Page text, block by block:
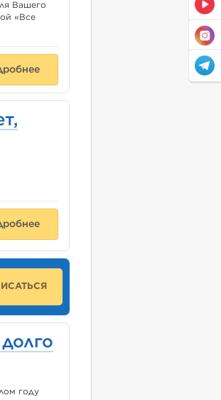
Вашего
«Все
году